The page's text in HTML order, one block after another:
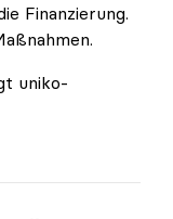
Finanzierung.
uniko-
Gefahr